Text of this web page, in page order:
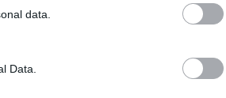
data.
Data.